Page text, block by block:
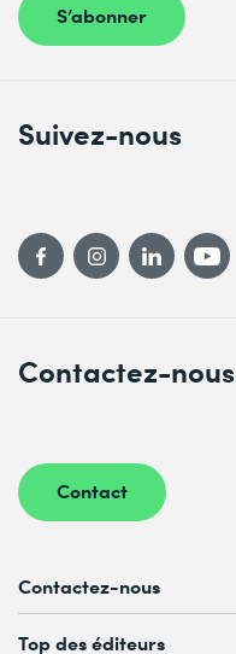
S’abonner
Contactez-nous
Contact
Suivez-nous
Contactez-nous
Conseil personnalisé au
Top des éditeurs